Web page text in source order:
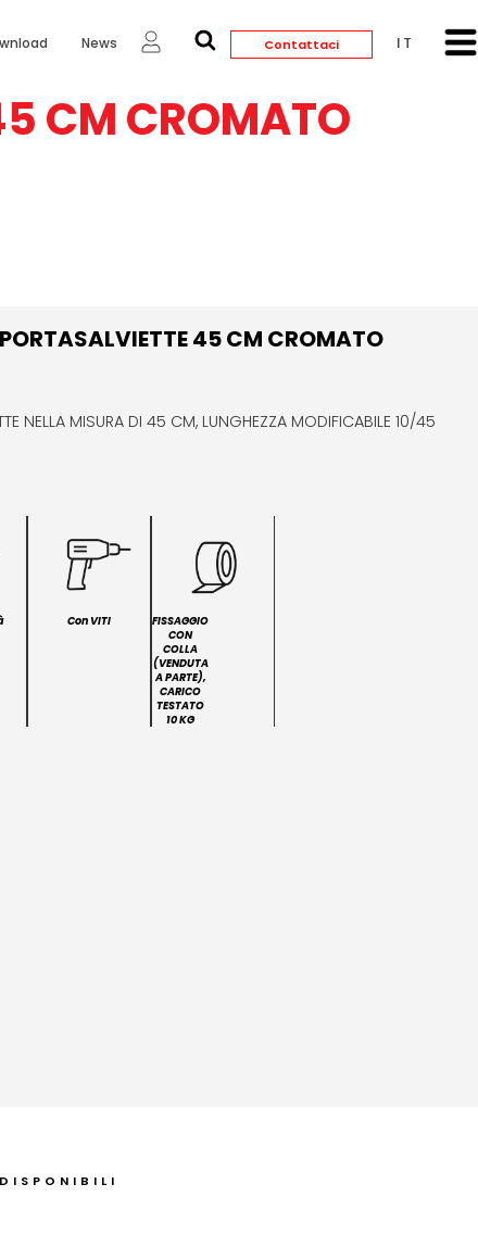
News Contattaci ITALIANO
CM CROMATO
PORTASALVIETTE 45 CM CROMATO
NELLA MISURA DI 45 CM, LUNGHEZZA MODIFICABILE 10/45
Con VITI
FISSAGGIO
CON
COLLA
(VENDUTA
A PARTE),
CARICO
TESTATO
10 KG